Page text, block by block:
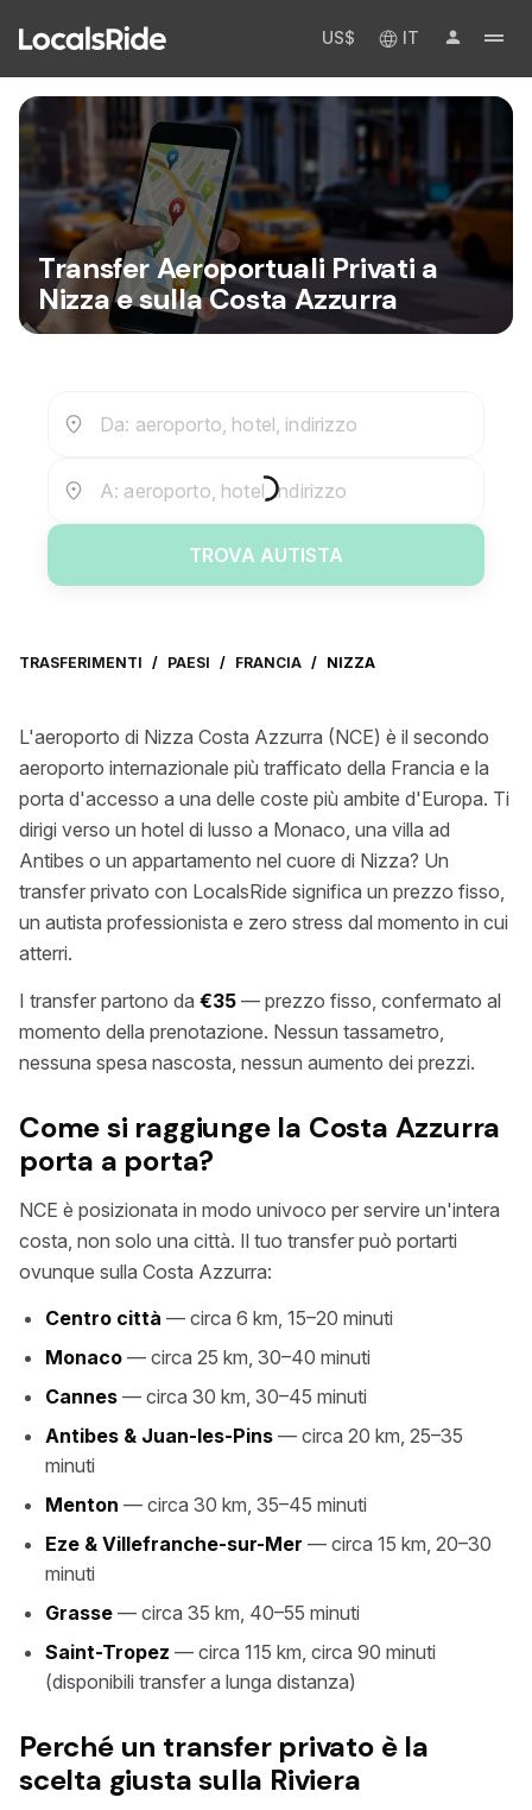
US$ IT
Transfer Aeroportuali Privati a
Nizza e sulla Costa Azzurra
Da: aeroporto, hotel, indirizzo
A: aeroporto, hotel, indirizzo
TROVA AUTISTA
TRASFERIMENTI / PAESI / FRANCIA / NIZZA
L'aeroporto di Nizza Costa Azzurra (NCE) è il secondo
aeroporto internazionale più trafficato della Francia e la
porta d'accesso a una delle coste più ambite d'Europa. Ti
dirigi verso un hotel di lusso a Monaco, una villa ad
Antibes o un appartamento nel cuore di Nizza? Un
transfer privato con LocalsRide significa un prezzo fisso,
un autista professionista e zero stress dal momento in cui
atterri.
I transfer partono da €35 — prezzo fisso, confermato al
momento della prenotazione. Nessun tassametro,
nessuna spesa nascosta, nessun aumento dei prezzi.
Come si raggiunge la Costa Azzurra
porta a porta?
NCE è posizionata in modo univoco per servire un'intera
costa, non solo una città. Il tuo transfer può portarti
ovunque sulla Costa Azzurra:
Centro città — circa 6 km, 15–20 minuti
Monaco — circa 25 km, 30–40 minuti
Cannes — circa 30 km, 30–45 minuti
Antibes & Juan-les-Pins — circa 20 km, 25–35
minuti
Menton — circa 30 km, 35–45 minuti
Eze & Villefranche-sur-Mer — circa 15 km, 20–30
minuti
Grasse — circa 35 km, 40–55 minuti
Saint-Tropez — circa 115 km, circa 90 minuti
(disponibili transfer a lunga distanza)
Perché un transfer privato è la
scelta giusta sulla Riviera